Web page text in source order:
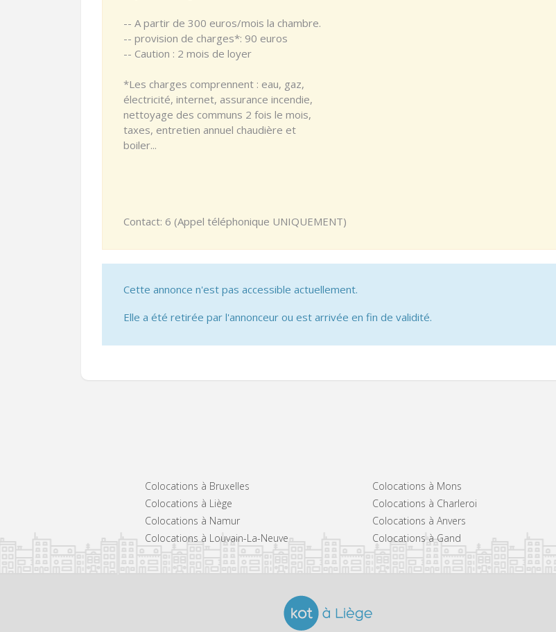
-- A partir de 300 euros/mois la chambre.
-- provision de charges*: 90 euros
-- Caution : 2 mois de loyer
*Les charges comprennent : eau, gaz,
électricité, internet, assurance incendie,
nettoyage des communs 2 fois le mois,
taxes, entretien annuel chaudière et
boiler...
Contact: 6 (Appel téléphonique UNIQUEMENT)
Cette annonce n'est pas accessible actuellement.
Elle a été retirée par l'annonceur ou est arrivée en fin de validité.
Colocations à Bruxelles
Colocations à Liège
Colocations à Namur
Colocations à Louvain-La-Neuve
Colocations à Mons
Colocations à Charleroi
Colocations à Anvers
Colocations à Gand